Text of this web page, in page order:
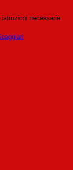
necessarie.